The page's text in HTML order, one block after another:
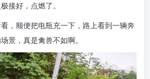
接好，点燃了。
，顺便把电瓶充一下，路上看到一辆奔
景，真是禽兽不如啊。